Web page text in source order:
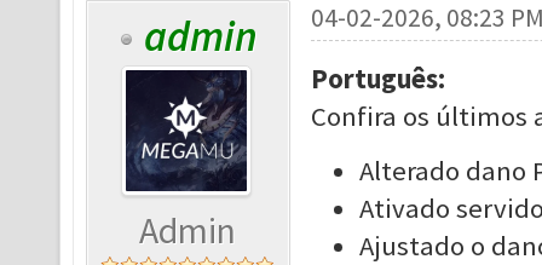
admin
Admin
04-02-2026, 08:23
Português:
Confira os últimos
Alterado dano
Ativado
Ajustado o